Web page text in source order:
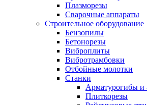
Плазморезы
Сварочные аппараты
Строительное оборудование
Бензопилы
Бетонорезы
Виброплиты
Вибротрамбовки
Отбойные молотки
Станки
Арматурогибы и
Плиткорезы